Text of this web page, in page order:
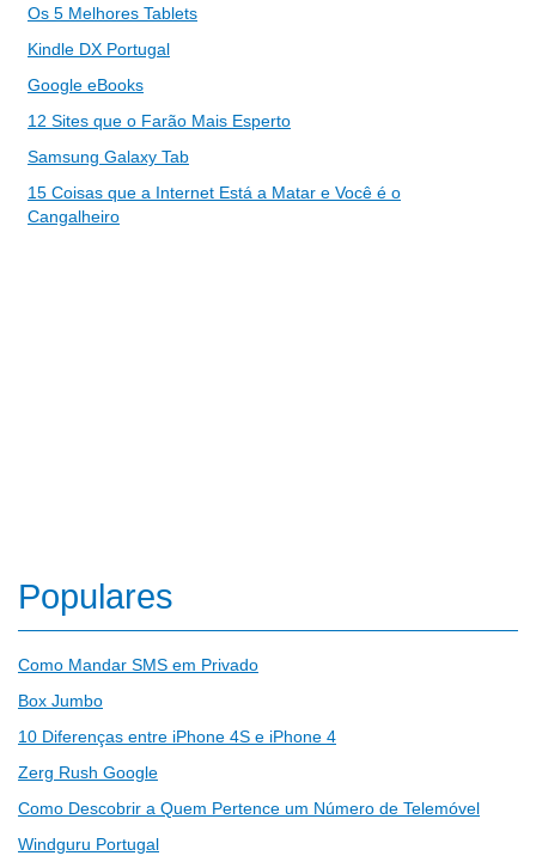
Os 5 Melhores Tablets
Kindle DX Portugal
Google eBooks
12 Sites que o Farão Mais Esperto
Samsung Galaxy Tab
15 Coisas que a Internet Está a Matar e Você é o
Cangalheiro
Populares
Como Mandar SMS em Privado
Box Jumbo
10 Diferenças entre iPhone 4S e iPhone 4
Zerg Rush Google
Como Descobrir a Quem Pertence um Número de Telemóvel
Windguru Portugal